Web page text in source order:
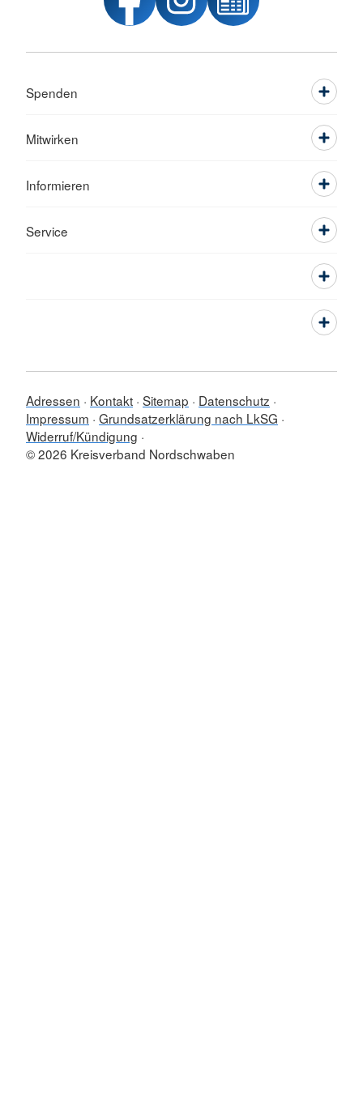
Spenden
Mitwirken
Informieren
Service
Adressen Kontakt Sitemap
Datenschutz
Impressum Grundsatzerklärung nach LkSG
Widerruf/Kündigung
© 2026 Kreisverband Nordschwaben